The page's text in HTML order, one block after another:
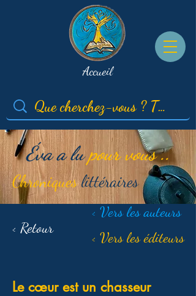
Accueil
Éva a lupour vous ..
Chroniqueslittéraires
< Retour
< Vers les auteurs
< Vers les éditeurs
Le cœur est un chasseur